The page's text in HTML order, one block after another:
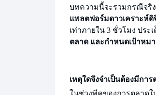
บทความนี้จะรวมกรณีจริง
แพลตฟอร์มดาวเคราะห์ดิ
เท่าภายใน 3 ชั่วโมง ประ
ตลาด และกำหนดเป้าหม
เหตุใดจึงจำเป็นต้องมีกา